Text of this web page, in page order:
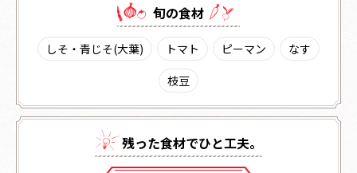
旬の⾷材
しそ・青じそ(大葉) トマト ピーマン
なす
枝豆
残った⾷材でひと⼯夫。